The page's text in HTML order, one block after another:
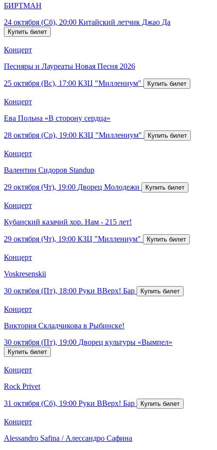
БИРТМАН
24 октября (Сб), 20:00 Китайский летчик Джао Да
Концерт
Песняры и Лауреаты Новая Песня 2026
25 октября (Вс), 17:00 КЗЦ "Миллениум"
Концерт
Ева Польна «В сторону сердца»
28 октября (Ср), 19:00 КЗЦ "Миллениум"
Концерт
Валентин Сидоров Standup
29 октября (Чт), 19:00 Дворец Молодежи
Концерт
Кубанский казачий хор. Нам - 215 лет!
29 октября (Чт), 19:00 КЗЦ "Миллениум"
Концерт
Voskresenskii
30 октября (Пт), 18:00 Руки ВВерх! Бар
Концерт
Виктория Складчикова в Рыбинске!
30 октября (Пт), 19:00 Дворец культуры «Вымпел»
Концерт
Rock Privet
31 октября (Сб), 19:00 Руки ВВерх! Бар
Концерт
Alessandro Safina / Алессандро Сафина